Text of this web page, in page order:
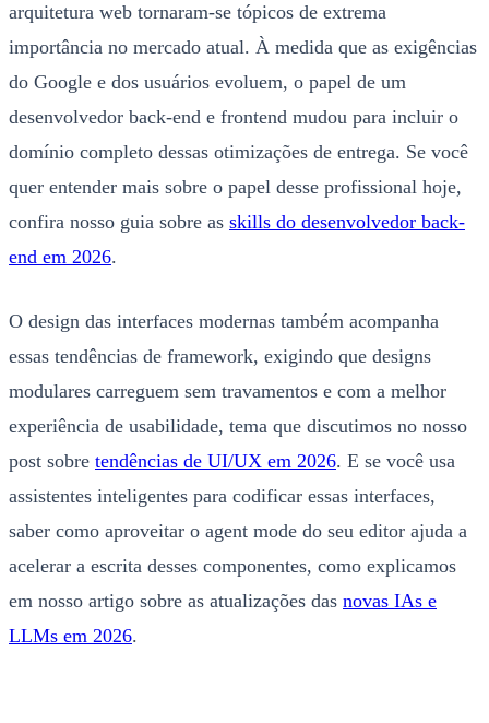
arquitetura web tornaram-se tópicos de extrema
importância no mercado atual. À medida que as exigências
do Google e dos usuários evoluem, o papel de um
desenvolvedor back-end e frontend mudou para incluir o
domínio completo dessas otimizações de entrega. Se você
quer entender mais sobre o papel desse profissional hoje,
confira nosso guia sobre as skills do desenvolvedor back-
end em 2026.
O design das interfaces modernas também acompanha
essas tendências de framework, exigindo que designs
modulares carreguem sem travamentos e com a melhor
experiência de usabilidade, tema que discutimos no nosso
post sobre tendências de UI/UX em 2026. E se você usa
assistentes inteligentes para codificar essas interfaces,
saber como aproveitar o agent mode do seu editor ajuda a
acelerar a escrita desses componentes, como explicamos
em nosso artigo sobre as atualizações das novas IAs e
LLMs em 2026.